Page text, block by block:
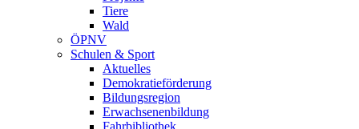
Tiere
Wald
ÖPNV
Schulen & Sport
Aktuelles
Demokratieförderung
Bildungsregion
Erwachsenenbildung
Fahrbibliothek